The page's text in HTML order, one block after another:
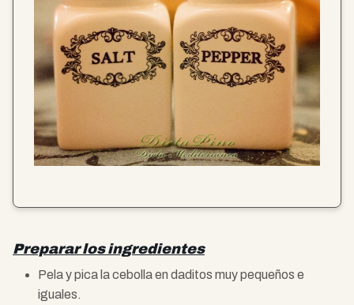
Preparar los ingredientes
Pela y pica la cebolla en daditos muy pequeños e
iguales.